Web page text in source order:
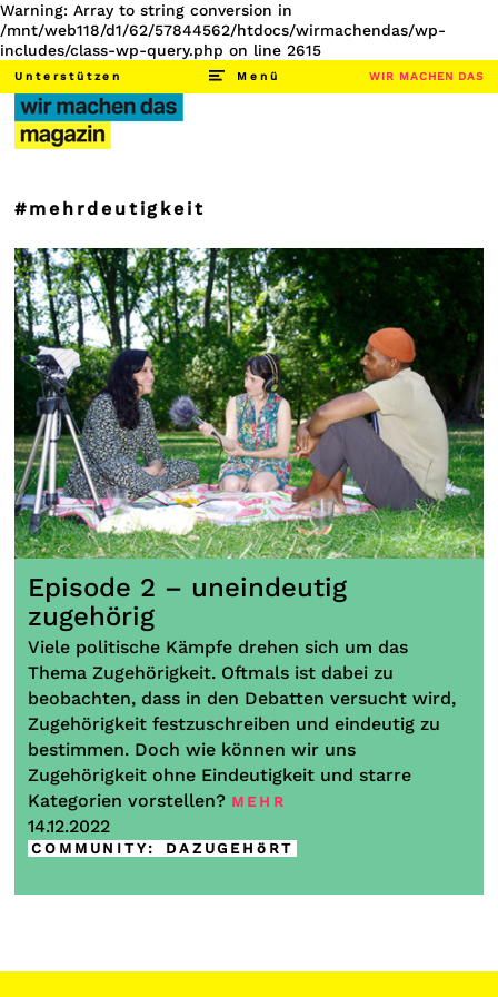
Warning: Array to string conversion in
/mnt/web118/d1/62/57844562/htdocs/wirmachendas/wp-
includes/class-wp-query.php on line 2615
Unterstützen Menü WIR MACHEN DAS
#mehrdeutigkeit
Episode 2 – uneindeutig
zugehörig
Viele politische Kämpfe drehen sich um das
Thema Zugehörigkeit. Oftmals ist dabei zu
beobachten, dass in den Debatten versucht wird,
Zugehörigkeit festzuschreiben und eindeutig zu
bestimmen. Doch wie können wir uns
Zugehörigkeit ohne Eindeutigkeit und starre
Kategorien vorstellen? MEHR
14.12.2022
COMMUNITY : DAZUGEHöRT